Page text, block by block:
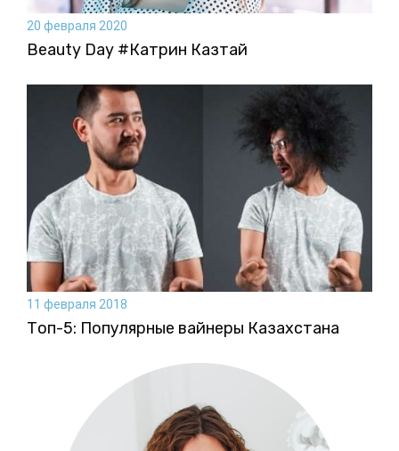
20 февраля 2020
Beauty Day #Катрин Казтай
11 февраля 2018
Топ-5: Популярные вайнеры Казахстана